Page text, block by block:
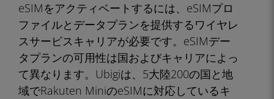
eSIMをアクティベートするには、eSIMプロ
ファイルとデータプランを提供するワイヤレ
スサービスキャリアが必要です。eSIMデー
タプランの可用性は国およびキャリアによっ
て異なります。Ubigiは、5大陸200の国と地
域でRakuten MiniのeSIMに対応しているキ